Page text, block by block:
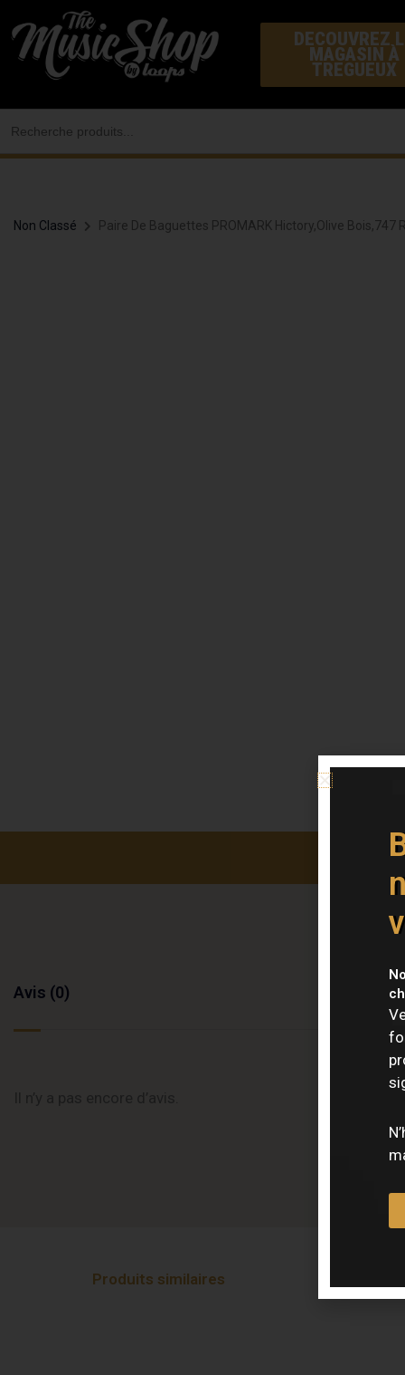
au
contenu
DECOUVREZ
MAGASIN À
TREGUEUX
Non Classé Paire De Baguettes PROMARK Hictory,olive Bois,747
Avis (0)
Produits similaires